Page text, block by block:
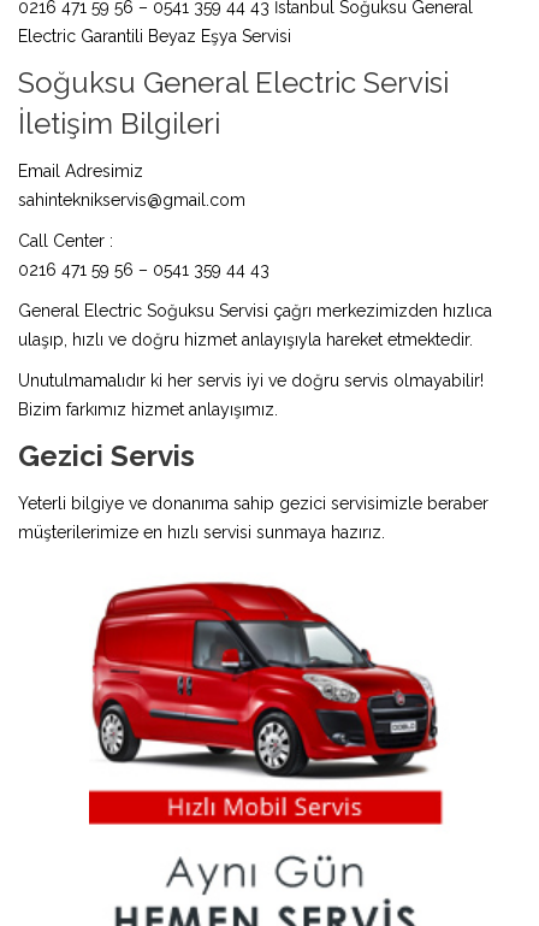
0216 471 59 56 – 0541 359 44 43 İstanbul Soğuksu General
Electric Garantili Beyaz Eşya Servisi
Soğuksu General Electric Servisi
İletişim Bilgileri
Email Adresimiz
sahinteknikservis@gmail.com
Call Center :
0216 471 59 56 – 0541 359 44 43
General Electric Soğuksu Servisi çağrı merkezimizden hızlıca
ulaşıp, hızlı ve doğru hizmet anlayışıyla hareket etmektedir.
Unutulmamalıdır ki her servis iyi ve doğru servis olmayabilir!
Bizim farkımız hizmet anlayışımız.
Gezici Servis
Yeterli bilgiye ve donanıma sahip gezici servisimizle beraber
müşterilerimize en hızlı servisi sunmaya hazırız.